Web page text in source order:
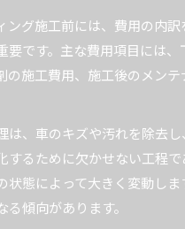
ング施工前には、費用の内
要です。主な費用項目には
の施工費用、施工後のメン
は、車のキズや汚れを除去
するために欠かせない工程
状態によって大きく変動しま
る傾向があります。